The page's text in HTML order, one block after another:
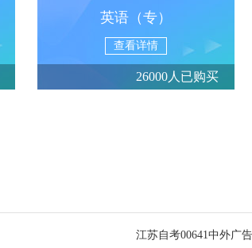
英语（专）
查看详情
26000人已购买
江苏自考00641中外广